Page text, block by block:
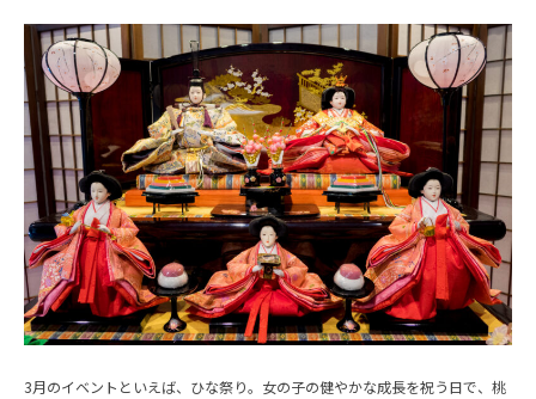
3月のイベントといえば、ひな祭り。女の子の健やかな成長を祝う日で、桃